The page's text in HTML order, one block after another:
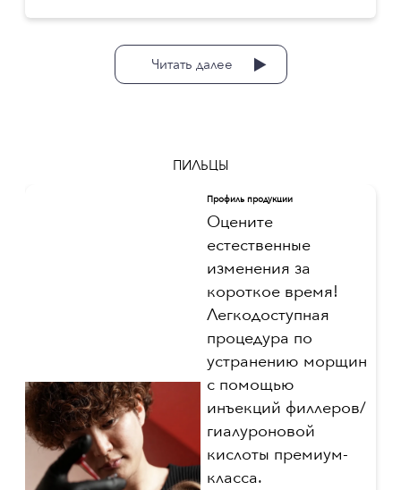
Читать далее
ПИЛЬЦЫ
Профиль продукции
Оцените
естественные
изменения за
короткое время!
Легкодоступная
процедура по
устранению морщин
с помощью
инъекций филлеров/
гиалуроновой
кислоты премиум-
класса.